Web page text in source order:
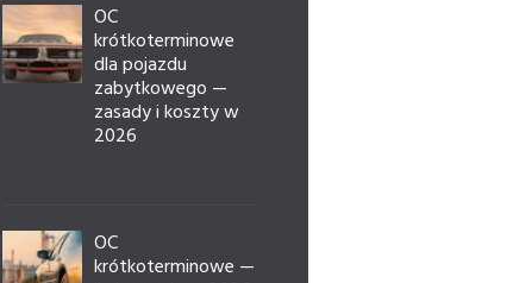
OC
krótkoterminowe
dla pojazdu
zabytkowego —
zasady i koszty w
2026
OC
krótkoterminowe —